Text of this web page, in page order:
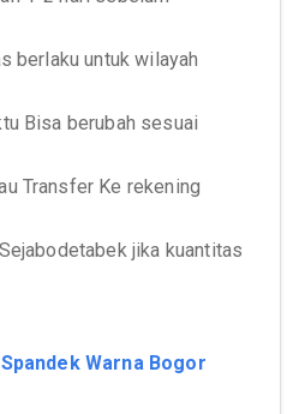
berlaku untuk wilayah
Bisa berubah sesuai
Transfer Ke rekening
jika kuantitas
Warna Bogor